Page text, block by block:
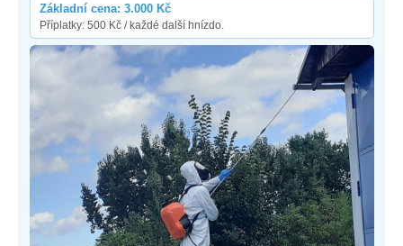
Základní cena: 3.000 Kč
Příplatky: 500 Kč / každé další hnízdo.